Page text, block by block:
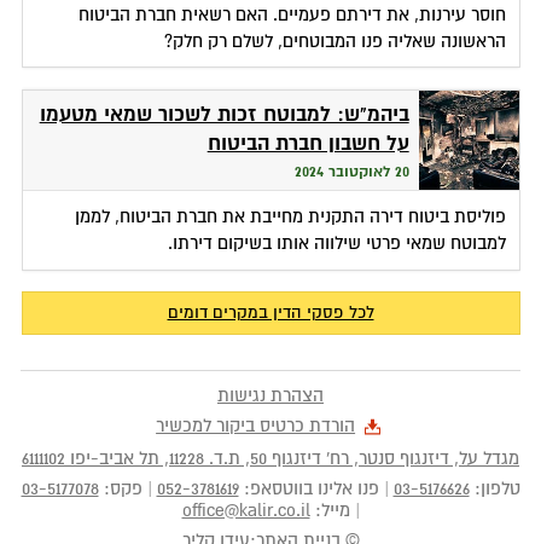
חוסר עירנות, את דירתם פעמיים. האם רשאית חברת הביטוח
הראשונה שאליה פנו המבוטחים, לשלם רק חלק?
ביהמ"ש: למבוטח זכות לשכור שמאי מטעמו
על חשבון חברת הביטוח
20 לאוקטובר 2024
פוליסת ביטוח דירה התקנית מחייבת את חברת הביטוח, לממן
למבוטח שמאי פרטי שילווה אותו בשיקום דירתו.
לכל פסקי הדין במקרים דומים
הצהרת נגישות
הורדת כרטיס ביקור למכשיר
מגדל על, דיזנגוף סנטר, רח' דיזנגוף 50
, ת.ד. 11228
, תל אביב-יפו 6111102
טלפון:03-5176626 פנו אלינו בווטסאפ:052-3781619 פקס:03-5177078
מייל:office@kalir.co.il